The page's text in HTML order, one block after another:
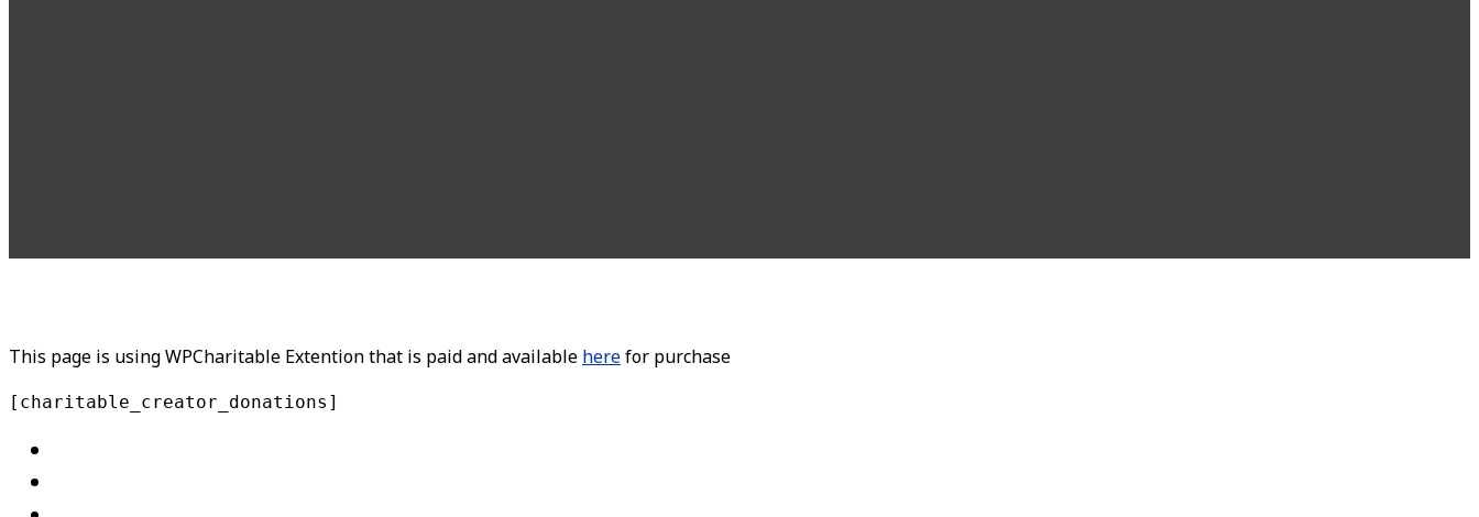
This page is using WPCharitable Extention that is paid and availableherefor purchase
[charitable_creator_donations]